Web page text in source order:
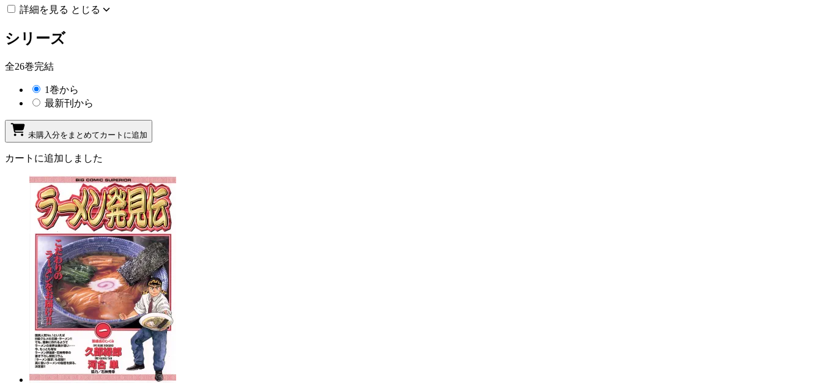
詳細を見る とじる
シリーズ
全26巻完結
1巻から
最新刊から
未購入分をまとめてカートに追加
カートに追加しました